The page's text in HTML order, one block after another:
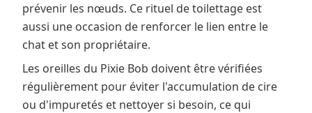
prévenir les nœuds. Ce rituel de toilettage est
aussi une occasion de renforcer le lien entre le
chat et son propriétaire.
Les oreilles du Pixie Bob doivent être vérifiées
régulièrement pour éviter l'accumulation de cire
ou d'impuretés et nettoyer si besoin, ce qui